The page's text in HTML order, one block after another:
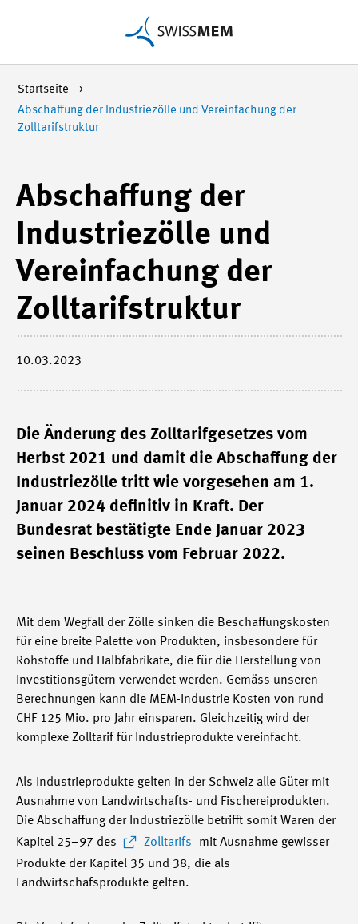
Startseite
Abschaffung der Industriezölle und Vereinfachung der
Zolltarifstruktur
Abschaffung der
Industriezölle und
Vereinfachung der
Zolltarifstruktur
10.03.2023
Die Änderung des Zolltarifgesetzes vom
Herbst 2021 und damit die Abschaffung der
Industriezölle tritt wie vorgesehen am 1.
Januar 2024 definitiv in Kraft. Der
Bundesrat bestätigte Ende Januar 2023
seinen Beschluss vom Februar 2022.
Mit dem Wegfall der Zölle sinken die Beschaffungskosten
für eine breite Palette von Produkten, insbesondere für
Rohstoffe und Halbfabrikate, die für die Herstellung von
Investitionsgütern verwendet werden. Gemäss unseren
Berechnungen kann die MEM-Industrie Kosten von rund
CHF 125 Mio. pro Jahr einsparen. Gleichzeitig wird der
komplexe Zolltarif für Industrieprodukte vereinfacht.
Als Industrieprodukte gelten in der Schweiz alle Güter mit
Ausnahme von Landwirtschafts- und Fischereiprodukten.
Die Abschaffung der Industriezölle betrifft somit Waren der
Kapitel 25–97 des
Zolltarifs
mit Ausnahme gewisser
Produkte der Kapitel 35 und 38, die als
Landwirtschafsprodukte gelten.